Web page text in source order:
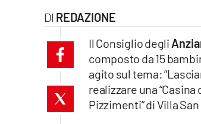
catanzarochannel.it
REDAZIONE
Il Consiglio degli
composto da 15
agito sul tema:
realizzare una “Casina
Pizzimenti” di Villa